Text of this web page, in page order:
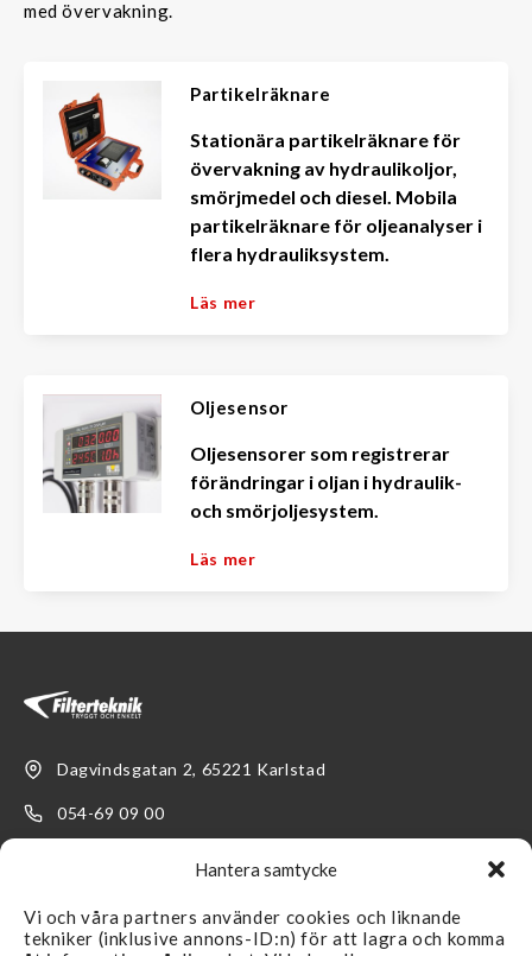
Hantera samtycke
Vi och våra partners använder cookies och liknande
tekniker (inklusive annons-ID:n) för att lagra och komma
med övervakning.
Partikelräknare
Stationära partikelräknare för
övervakning av hydraulikoljor,
smörjmedel och diesel. Mobila
partikelräknare för oljeanalyser i
flera hydrauliksystem.
Läs mer
Oljesensor
Oljesensorer som registrerar
förändringar i oljan i hydraulik-
och smörjoljesystem.
Läs mer
Dagvindsgatan 2, 65221 Karlstad
054-69 09 00